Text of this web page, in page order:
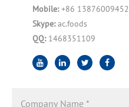
Mobile:+86 13876009452
Skype:ac.foods
QQ: 1468351109